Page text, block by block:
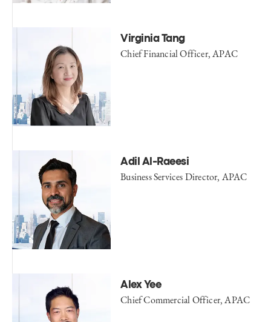
Virginia Tang
Chief Financial Officer, APAC
Adil Al-Raeesi
Business Services Director, APAC
Alex Yee
Chief Commercial Officer, APAC